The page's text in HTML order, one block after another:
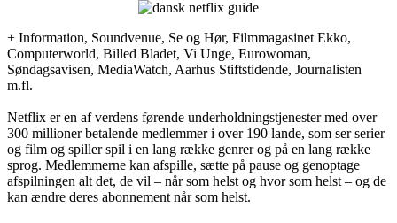
+ Information, Soundvenue, Se og Hør, Filmmagasinet Ekko,
Computerworld, Billed Bladet, Vi Unge, Eurowoman,
Søndagsavisen, MediaWatch, Aarhus Stiftstidende, Journalisten
m.fl.
Netflix er en af verdens førende underholdningstjenester med over
300 millioner betalende medlemmer i over 190 lande, som ser serier
og film og spiller spil i en lang række genrer og på en lang række
sprog. Medlemmerne kan afspille, sætte på pause og genoptage
afspilningen alt det, de vil – når som helst og hvor som helst – og de
kan ændre deres abonnement når som helst.